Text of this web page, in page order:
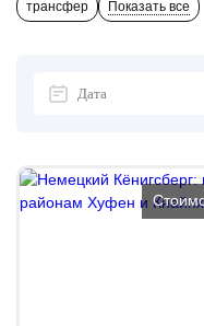
трансфер
Показать все